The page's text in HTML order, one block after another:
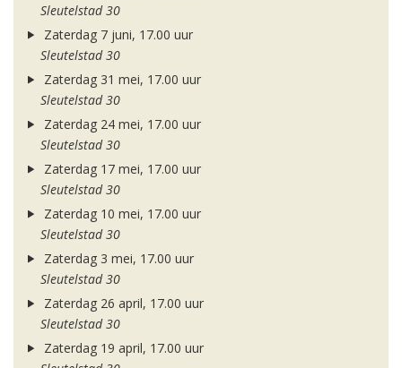
Sleutelstad 30
Zaterdag 7 juni, 17.00 uur
Sleutelstad 30
Zaterdag 31 mei, 17.00 uur
Sleutelstad 30
Zaterdag 24 mei, 17.00 uur
Sleutelstad 30
Zaterdag 17 mei, 17.00 uur
Sleutelstad 30
Zaterdag 10 mei, 17.00 uur
Sleutelstad 30
Zaterdag 3 mei, 17.00 uur
Sleutelstad 30
Zaterdag 26 april, 17.00 uur
Sleutelstad 30
Zaterdag 19 april, 17.00 uur